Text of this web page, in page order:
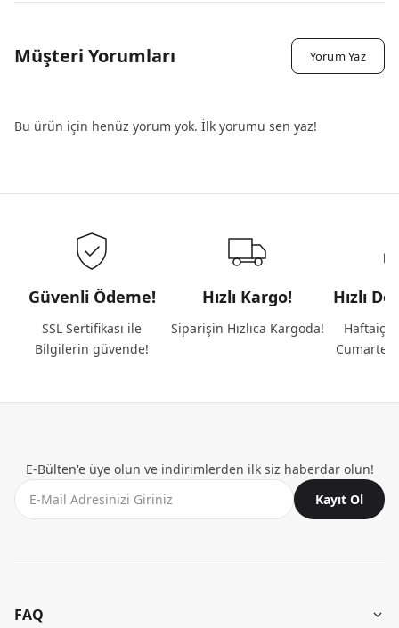
Müşteri Yorumları Yorum Yaz
Bu ürün için henüz yorum yok. İlk yorumu sen yaz!
Güvenli Ödeme!
SSL Sertifikası ile
Bilgilerin güvende!
Hızlı Kargo!
Siparişin Hızlıca Kargoda!
Hızlı
Haftaiçi
E-Bülten'e üye olun ve indirimlerden ilk siz haberdar olun!
Kayıt Ol
FAQ